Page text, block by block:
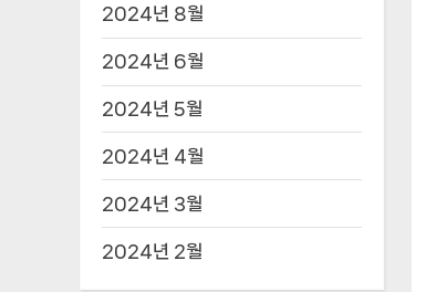
2024년 8월
2024년 6월
2024년 5월
2024년 4월
2024년 3월
2024년 2월